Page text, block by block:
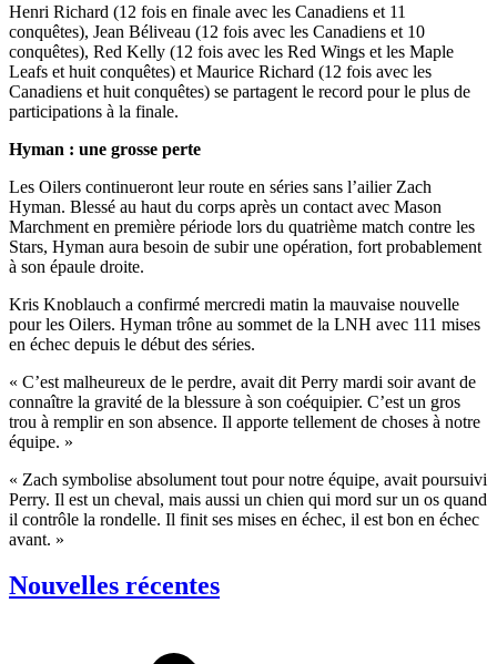
Henri Richard (12 fois en finale avec les Canadiens et 11
conquêtes), Jean Béliveau (12 fois avec les Canadiens et 10
conquêtes), Red Kelly (12 fois avec les Red Wings et les Maple
Leafs et huit conquêtes) et Maurice Richard (12 fois avec les
Canadiens et huit conquêtes) se partagent le record pour le plus de
participations à la finale.
Hyman : une grosse perte
Les Oilers continueront leur route en séries sans l’ailier Zach
Hyman. Blessé au haut du corps après un contact avec Mason
Marchment en première période lors du quatrième match contre les
Stars, Hyman aura besoin de subir une opération, fort probablement
à son épaule droite.
Kris Knoblauch a confirmé mercredi matin la mauvaise nouvelle
pour les Oilers. Hyman trône au sommet de la LNH avec 111 mises
en échec depuis le début des séries.
« C’est malheureux de le perdre, avait dit Perry mardi soir avant de
connaître la gravité de la blessure à son coéquipier. C’est un gros
trou à remplir en son absence. Il apporte tellement de choses à notre
équipe. »
« Zach symbolise absolument tout pour notre équipe, avait poursuivi
Perry. Il est un cheval, mais aussi un chien qui mord sur un os quand
il contrôle la rondelle. Il finit ses mises en échec, il est bon en échec
avant. »
Nouvelles récentes